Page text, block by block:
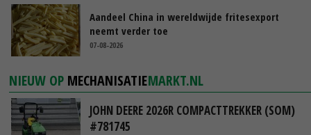
Aandeel China in wereldwijde fritesexport
neemt verder toe
07-08-2026
NIEUW OP MECHANISATIEMARKT.NL
JOHN DEERE 2026R COMPACTTREKKER (SOM)
#781745